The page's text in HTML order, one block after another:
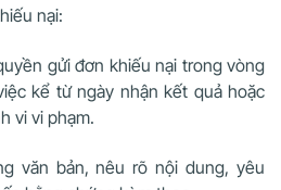
nại:
gửi đơn khiếu nại trong vòng
kể từ ngày nhận kết quả hoặc
vi vi phạm.
văn bản, nêu rõ nội dung, yêu